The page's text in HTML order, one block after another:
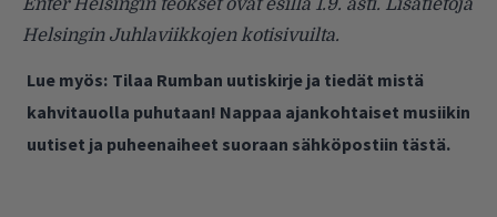
Enter Helsingin teokset ovat esillä 1.9. asti. Lisätietoja
Helsingin Juhlaviikkojenkotisivuilta.
Lue myös: Tilaa Rumban uutiskirje ja tiedät mistä
kahvitauolla puhutaan! Nappaa ajankohtaiset musiikin
uutiset ja puheenaiheet suoraan sähköpostiin tästä.